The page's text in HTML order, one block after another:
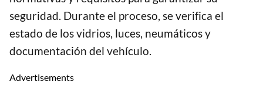
seguridad. Durante el proceso, se verifica el
estado de los vidrios, luces, neumáticos y
documentación del vehículo.
Advertisements